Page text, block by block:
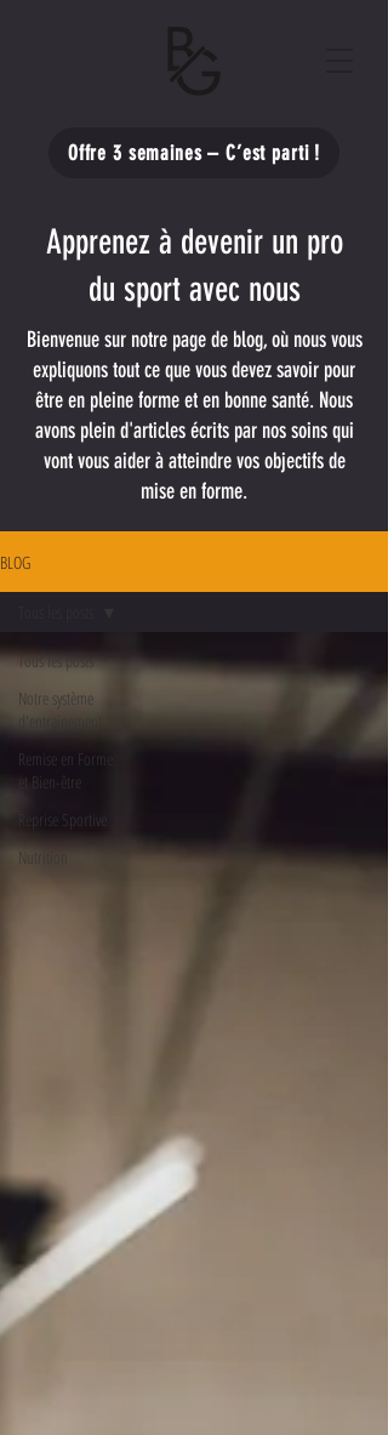
Offre 3 semaines – C’est parti !
Apprenez à devenir un pro
du sport avec nous
Bienvenue sur notre page de blog, où nous vous
expliquons tout ce que vous devez savoir pour
être en pleine forme et en bonne santé. Nous
avons plein d'articles écrits par nos soins qui
vont vous aider à atteindre vos objectifs de
mise en forme.
BLOG
Tous les posts
Notre système
d'entrainement
Remise en Forme
et Bien-être
Reprise Sportive
Nutrition